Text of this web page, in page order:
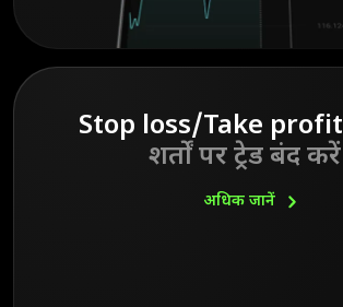
Stop loss/Take profit
शर्तों पर ट्रेड बंद करें
अधिक जानें